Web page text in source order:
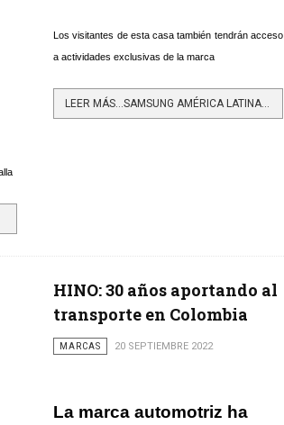
Los visitantes de esta casa también tendrán acceso
a actividades exclusivas de la marca
LEER MÁS…SAMSUNG AMÉRICA LATINA INAUGURA UN NUEVO ESPACIO EN EL METAVERSO
HINO: 30 años aportando al
transporte en Colombia
MARCAS 20 SEPTIEMBRE 2022
La marca automotriz ha